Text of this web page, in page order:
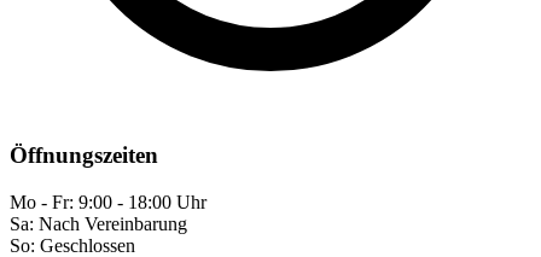
Öffnungszeiten
Mo - Fr: 9:00 - 18:00 Uhr
Sa: Nach Vereinbarung
So: Geschlossen